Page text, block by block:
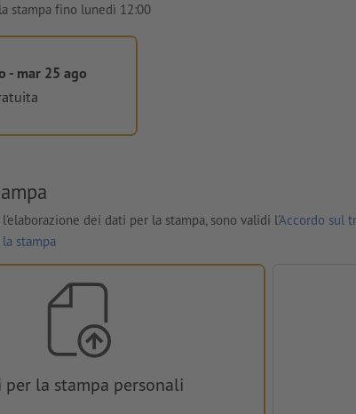
stampa fino lunedì 12:00
- mar 25 ago
dei dati per la stampa, sono validi l'Accordo sul
stampa
per la stampa personali